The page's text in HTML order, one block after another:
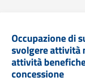
Occupazione di
svolgere attività
attività
concessione